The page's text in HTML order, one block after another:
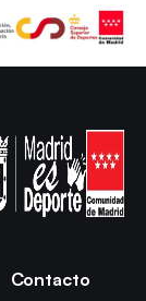
Contacto